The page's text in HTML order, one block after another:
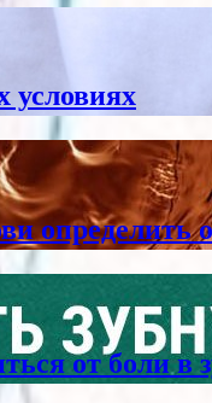
условиях
определить
от боли в